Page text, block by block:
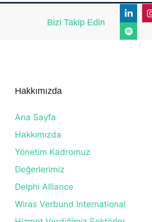
Bizi Takip Edin
Hakkımızda
Ana Sayfa
Hakkımızda
Yönetim Kadromuz
Değerlerimiz
Delphi Alliance
Wiras Verbund International